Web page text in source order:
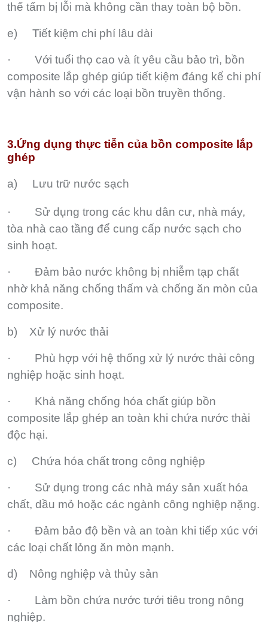
thế tấm bị lỗi mà không cần thay toàn bộ bồn.
e) Tiết kiệm chi phí lâu dài
· Với tuổi thọ cao và ít yêu cầu bảo trì, bồn
composite lắp ghép giúp tiết kiệm đáng kể chi phí
vận hành so với các loại bồn truyền thống.
3.Ứng dụng thực tiễn của bồn composite lắp
ghép
a) Lưu trữ nước sạch
· Sử dụng trong các khu dân cư, nhà máy,
tòa nhà cao tầng để cung cấp nước sạch cho
sinh hoạt.
· Đảm bảo nước không bị nhiễm tạp chất
nhờ khả năng chống thấm và chống ăn mòn của
composite.
b) Xử lý nước thải
· Phù hợp với hệ thống xử lý nước thải công
nghiệp hoặc sinh hoạt.
· Khả năng chống hóa chất giúp bồn
composite lắp ghép an toàn khi chứa nước thải
độc hại.
c) Chứa hóa chất trong công nghiệp
· Sử dụng trong các nhà máy sản xuất hóa
chất, dầu mỏ hoặc các ngành công nghiệp nặng.
· Đảm bảo độ bền và an toàn khi tiếp xúc với
các loại chất lỏng ăn mòn mạnh.
d) Nông nghiệp và thủy sản
· Làm bồn chứa nước tưới tiêu trong nông
nghiệp.